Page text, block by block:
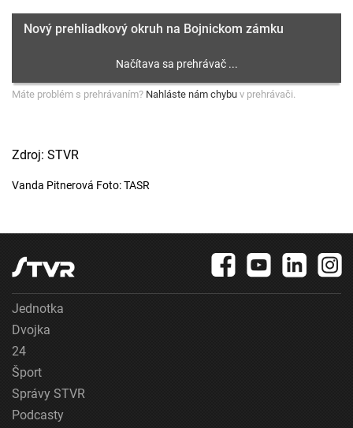
Nový prehliadkový okruh na Bojnickom zámku
Máte problém s prehrávaním? Nahláste nám chybu v prehrávači.
Zdroj: STVR
Vanda Pitnerová Foto: TASR
Jednotka
Dvojka
24
Šport
Správy STVR
Podcasty